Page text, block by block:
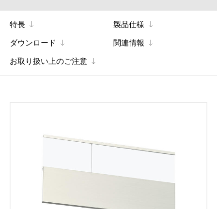
特長 製品仕様
ダウンロード 関連情報
お取り扱い上のご注意